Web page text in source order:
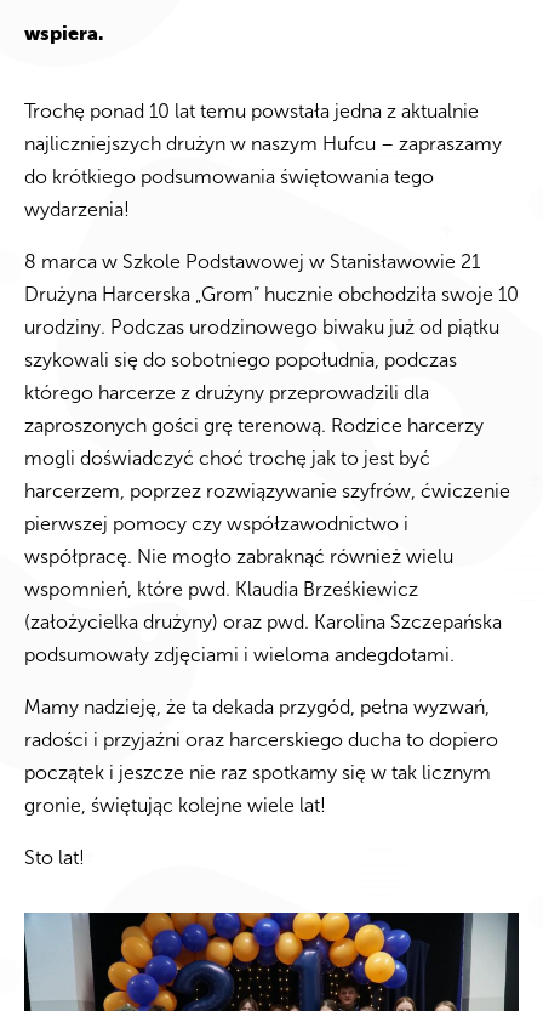
wspiera.
Trochę ponad 10 lat temu powstała jedna z aktualnie
najliczniejszych drużyn w naszym Hufcu – zapraszamy
do krótkiego podsumowania świętowania tego
wydarzenia!
8 marca w Szkole Podstawowej w Stanisławowie 21
Drużyna Harcerska „Grom” hucznie obchodziła swoje 10
urodziny. Podczas urodzinowego biwaku już od piątku
szykowali się do sobotniego popołudnia, podczas
którego harcerze z drużyny przeprowadzili dla
zaproszonych gości grę terenową. Rodzice harcerzy
mogli doświadczyć choć trochę jak to jest być
harcerzem, poprzez rozwiązywanie szyfrów, ćwiczenie
pierwszej pomocy czy współzawodnictwo i
współpracę. Nie mogło zabraknąć również wielu
wspomnień, które pwd. Klaudia Brześkiewicz
(założycielka drużyny) oraz pwd. Karolina Szczepańska
podsumowały zdjęciami i wieloma andegdotami.
Mamy nadzieję, że ta dekada przygód, pełna wyzwań,
radości i przyjaźni oraz harcerskiego ducha to dopiero
początek i jeszcze nie raz spotkamy się w tak licznym
gronie, świętując kolejne wiele lat!
Sto lat!